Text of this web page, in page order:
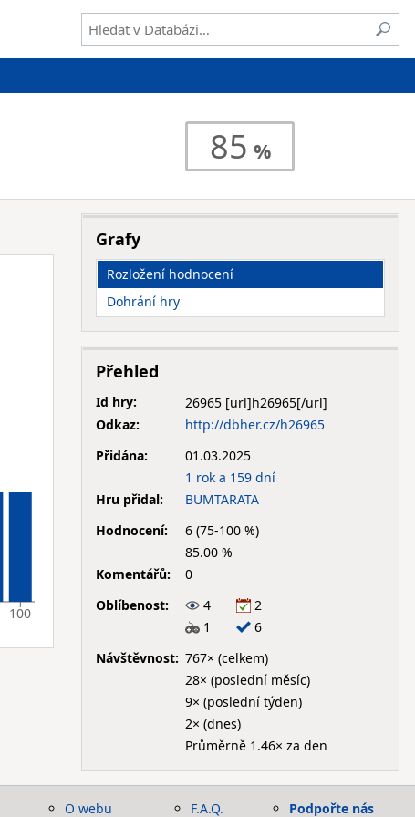
85
100
Grafy
Rozložení hodnocení
Dohrání hry
Přehled
Id hry:
26965
Odkaz:
http://dbher.cz/h26965
Přidána:
01.03.2025
1 rok a 159 dní
Hru přidal:
BUMTARATA
Hodnocení:
6 (75-100 %)
85.00 %
Komentářů:
0
Oblíbenost:
4
2
1
6
Návštěvnost: 767× (celkem)
28× (poslední měsíc)
9× (poslední týden)
2× (dnes)
Průměrně 1.46× za den
O webu F.A.Q. Podpořte nás